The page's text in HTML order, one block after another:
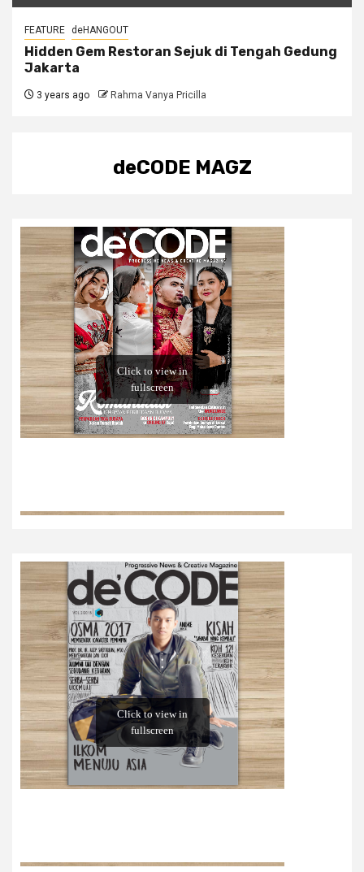
FEATURE deHANGOUT
Hidden Gem Restoran Sejuk di Tengah Gedung
Jakarta
3 years ago Rahma Vanya Pricilla
deCODE MAGZ